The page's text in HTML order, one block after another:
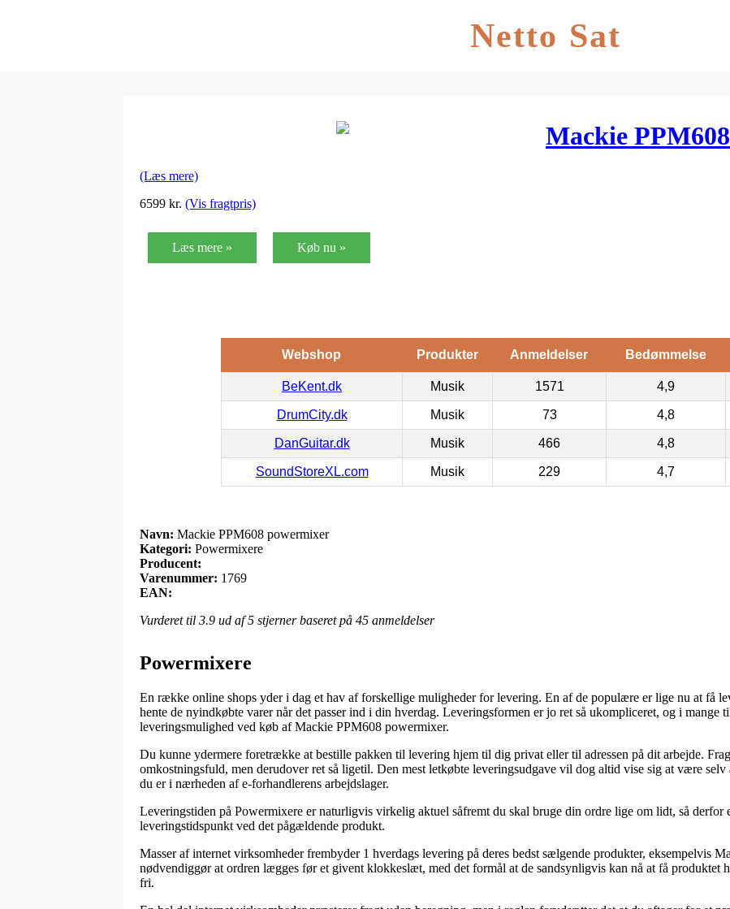
Netto Sat
Mackie
(Læs mere)
6599 kr. (Vis fragtpris)
Læs mere » Køb nu »
Webshop Produkter Anmeldelser Bedømmelse
BeKent.dk Musik 1571 4,9
DrumCity.dk Musik 73 4,8
DanGuitar.dk Musik 466 4,8
SoundStoreXL.com Musik 229 4,7
Navn: Mackie PPM608 powermixer
Kategori: Powermixere
Producent:
Varenummer: 1769
EAN:
Vurderet til 3.9 ud af 5 stjerner baseret på 45 anmeldelser
Powermixere
En række online shops yder i dag et hav af forskellige muligheder for levering. En af de populære er lige nu at få
hente de nyindkøbte varer når det passer ind i din hverdag. Leveringsformen er jo ret så ukompliceret, og i mange
leveringsmulighed ved køb af Mackie PPM608 powermixer.
Du kunne ydermere foretrække at bestille pakken til levering hjem til dig privat eller til adressen på dit arbejde.
omkostningsfuld, men derudover ret så ligetil. Den mest letkøbte leveringsudgave vil dog altid vise sig at være
du er i nærheden af e-forhandlerens arbejdslager.
Leveringstiden på Powermixere er naturligvis virkelig aktuel såfremt du skal bruge din ordre lige om lidt, så derfor
leveringstidspunkt ved det pågældende produkt.
Masser af internet virksomheder frembyder 1 hverdags levering på deres bedst sælgende produkter, eksempelvis
nødvendiggør at ordren lægges før et givent klokkeslæt, med det formål at de sandsynligvis kan nå at få produktet
fri.